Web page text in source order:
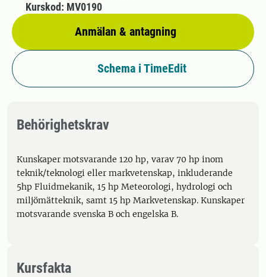
Anmälan & antagning
Kurskod: MV0190
Schema i TimeEdit
Behörighetskrav
Kunskaper motsvarande 120 hp, varav 70 hp inom
teknik/teknologi eller markvetenskap, inkluderande
5hp Fluidmekanik, 15 hp Meteorologi, hydrologi och
miljömätteknik, samt 15 hp Markvetenskap. Kunskaper
motsvarande svenska B och engelska B.
Kursfakta